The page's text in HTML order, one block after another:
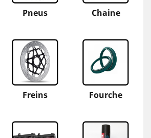
Pneus Chaine
Freins Fourche